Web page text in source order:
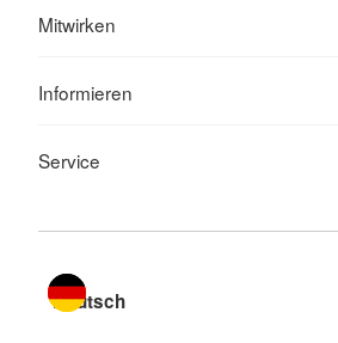
Mitwirken
Informieren
Service
Sprache wechseln zu